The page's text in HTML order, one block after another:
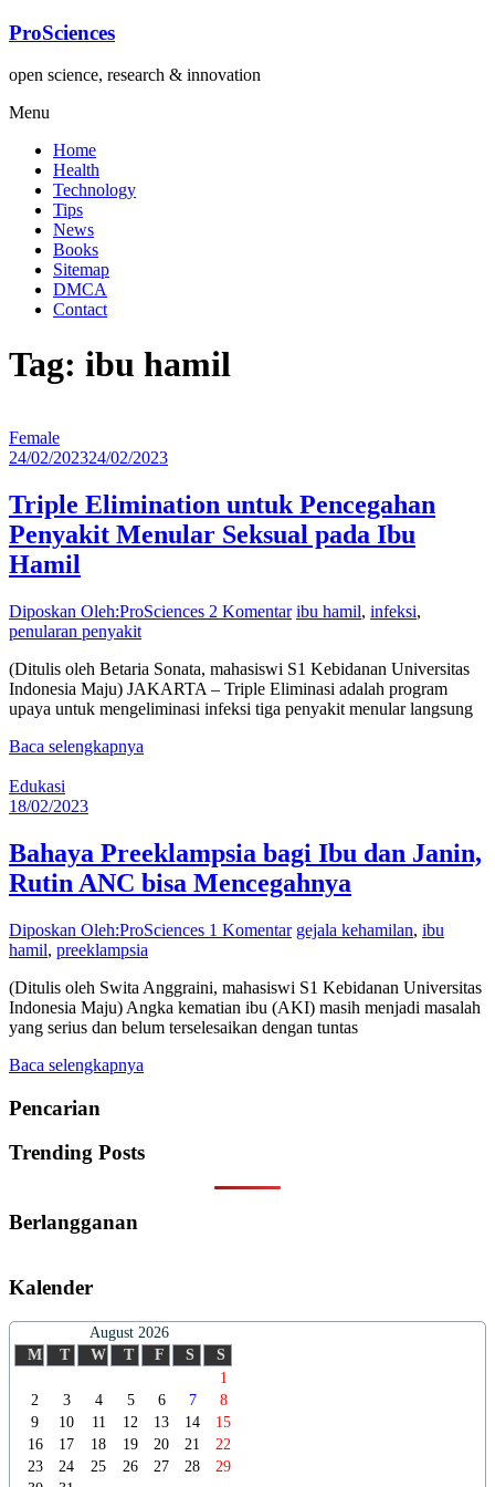
Lompat
konten
ProSciences
open science, research & innovation
Menu
Home
Health
Technology
Tips
News
Books
Sitemap
DMCA
Contact
Tag: ibu hamil
Female
24/02/202324/02/2023
Triple Elimination untuk Pencegahan
Penyakit Menular Seksual pada Ibu
Hamil
Diposkan Oleh:ProSciences 2 Komentar ibu hamil, infeksi,
penularan penyakit
(Ditulis oleh Betaria Sonata, mahasiswi S1 Kebidanan Universitas
Indonesia Maju) JAKARTA – Triple Eliminasi adalah program
upaya untuk mengeliminasi infeksi tiga penyakit menular langsung
Baca selengkapnya
Edukasi
18/02/2023
Bahaya Preeklampsia bagi Ibu dan Janin,
Rutin ANC bisa Mencegahnya
Diposkan Oleh:ProSciences 1 Komentar gejala kehamilan, ibu
hamil, preeklampsia
(Ditulis oleh Swita Anggraini, mahasiswi S1 Kebidanan Universitas
Indonesia Maju) Angka kematian ibu (AKI) masih menjadi masalah
yang serius dan belum terselesaikan dengan tuntas
Baca selengkapnya
Pencarian
Trending Posts
Berlangganan
Kalender
August 2026
M
T W T F S
S
1
2
3 4 5 6 7
8
9
10 11 12 13 14
15
16
17 18 19 20 21
22
23
24 25 26 27 28
29